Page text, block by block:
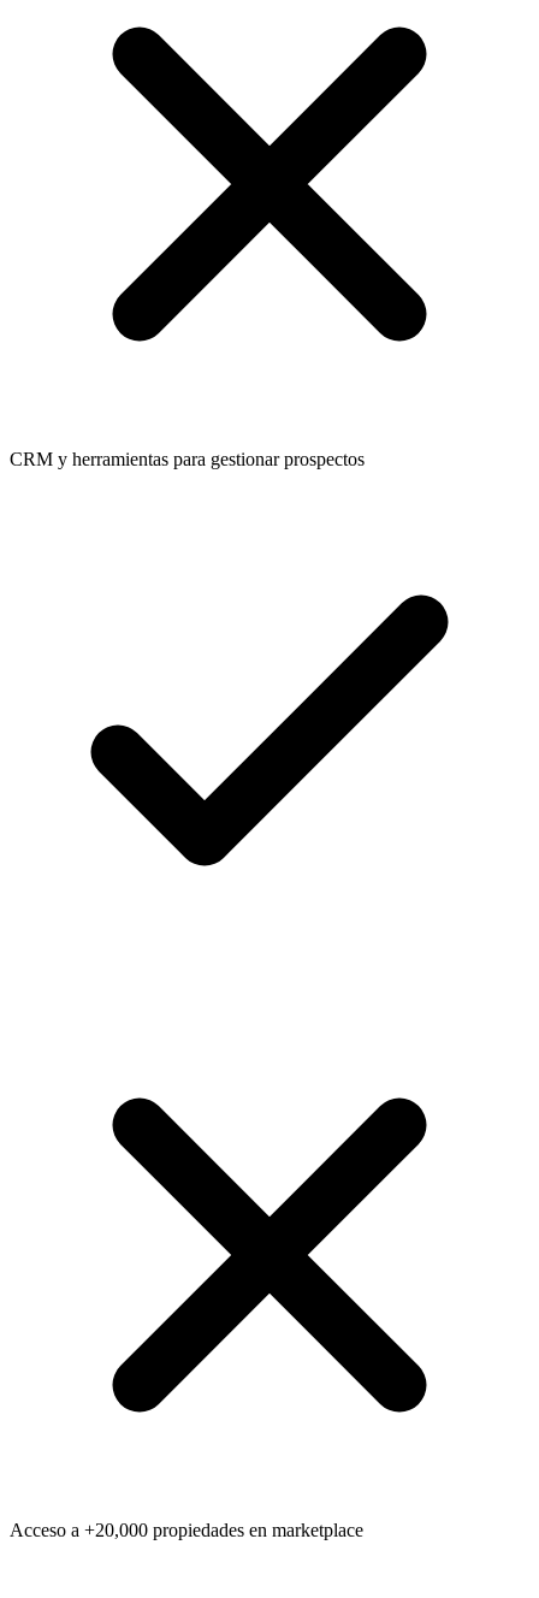
CRM y herramientas para gestionar prospectos
Acceso a +20,000 propiedades en marketplace